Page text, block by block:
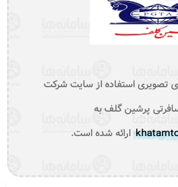
تصویری استفاده از سایت شرکت
پرشین گلف به
ارائه شده است.